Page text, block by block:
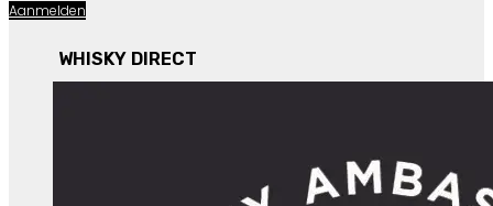
Aanmelden
WHISKY DIRECT